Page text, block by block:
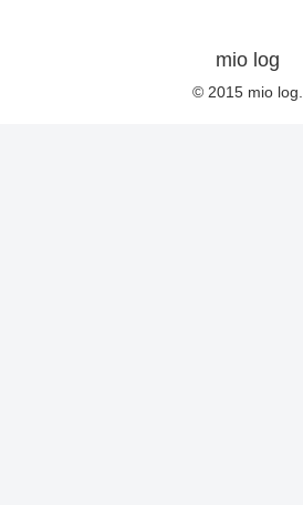
mio log
© 2015 mio log.